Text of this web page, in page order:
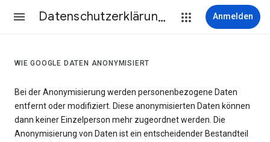
Datenschutzerklärung & Nutzungsbedingungen Anmelden
WIE GOOGLE DATEN ANONYMISIERT
Bei der Anonymisierung werden personenbezogene Daten
entfernt oder modifiziert. Diese anonymisierten Daten können
dann keiner Einzelperson mehr zugeordnet werden. Die
Anonymisierung von Daten ist ein entscheidender Bestandteil